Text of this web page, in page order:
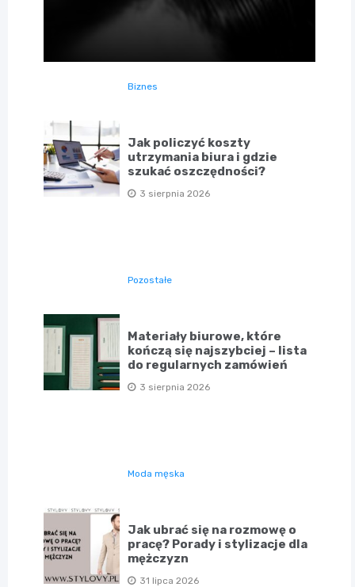
Biznes
Jak policzyć koszty
utrzymania biura i gdzie
szukać oszczędności?
3 sierpnia 2026
Pozostałe
Materiały biurowe, które
kończą się najszybciej – lista
do regularnych zamówień
3 sierpnia 2026
Moda męska
Jak ubrać się na rozmowę o
pracę? Porady i stylizacje dla
mężczyzn
31 lipca 2026